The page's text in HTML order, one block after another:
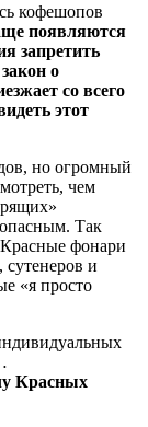
кофешопов
появляются
запретить
о
со всего
этот
но огромный
чем
Так
фонари
сутенеров и
«я просто
Красных